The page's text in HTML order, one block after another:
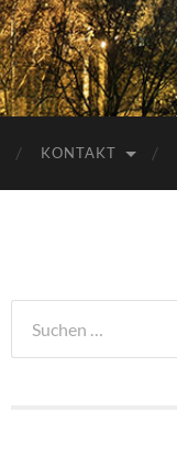
KONTAKT
nach: